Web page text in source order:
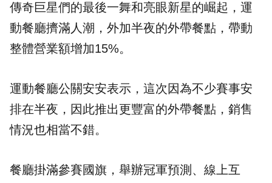
傳奇巨星們的最後一舞和亮眼新星的崛起，運
動餐廳擠滿人潮，外加半夜的外帶餐點，帶動
整體營業額增加15%。
運動餐廳公關安安表示，這次因為不少賽事安
排在半夜，因此推出更豐富的外帶餐點，銷售
情況也相當不錯。
餐廳掛滿參賽國旗，舉辦冠軍預測、線上互